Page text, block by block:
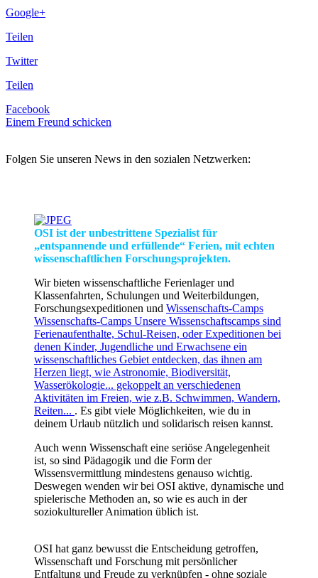
Google+
Teilen
Twitter
Teilen
Facebook
Einem Freund schicken
Folgen Sie unseren News in den sozialen Netzwerken:
OSI ist der unbestrittene Spezialist für
„entspannende und erfüllende“ Ferien, mit echten
wissenschaftlichen Forschungsprojekten.
Wir bieten wissenschaftliche Ferienlager und
Klassenfahrten, Schulungen und Weiterbildungen,
Forschungsexpeditionen und Wissenschafts-Camps
Wissenschafts-Camps Unsere Wissenschaftscamps sind
Ferienaufenthalte, Schul-Reisen, oder Expeditionen bei
denen Kinder, Jugendliche und Erwachsene ein
wissenschaftliches Gebiet entdecken, das ihnen am
Herzen liegt, wie Astronomie, Biodiversität,
Wasserökologie... gekoppelt an verschiedenen
Aktivitäten im Freien, wie z.B. Schwimmen, Wandern,
Reiten... . Es gibt viele Möglichkeiten, wie du in
deinem Urlaub nützlich und solidarisch reisen kannst.
Auch wenn Wissenschaft eine seriöse Angelegenheit
ist, so sind Pädagogik und die Form der
Wissensvermittlung mindestens genauso wichtig.
Deswegen wenden wir bei OSI aktive, dynamische und
spielerische Methoden an, so wie es auch in der
soziokultureller Animation üblich ist.
OSI hat ganz bewusst die Entscheidung getroffen,
Wissenschaft und Forschung mit persönlicher
Entfaltung und Freude zu verknüpfen - ohne soziale